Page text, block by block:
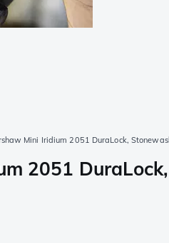
Mini Iridium 2051 DuraLock,
2051